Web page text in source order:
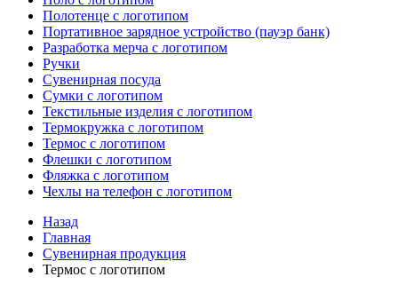
Полотенце с логотипом
Портативное зарядное устройство (пауэр банк)
Разработка мерча с логотипом
Ручки
Сувенирная посуда
Сумки с логотипом
Текстильные изделия с логотипом
Термокружка с логотипом
Термос с логотипом
Флешки с логотипом
Фляжка с логотипом
Чехлы на телефон с логотипом
Назад
Главная
Сувенирная продукция
Термос с логотипом